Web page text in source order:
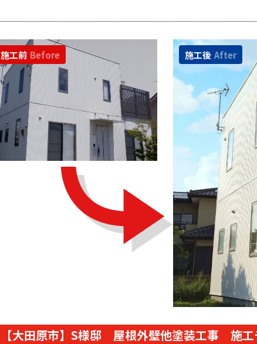
施工後 After
施工前 Before
【大田原市】S様邸 屋根外壁他塗装工事 施工